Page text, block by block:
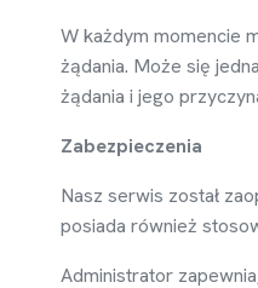
W każdym momencie
żądania. Może się
żądania i jego
Zabezpieczenia
Nasz serwis został
posiada również
Administrator